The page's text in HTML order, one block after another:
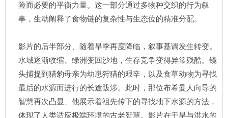
险而必要的平衡力量。这一部分通过多物种交织的行为叙
事，生动阐释了食物链的复杂性与生态位的精准分配。
影片的后半部分、随着旱季再度降临，叙事基调发生转变。
水域逐渐收缩、绿洲变回沙地，生存竞争变得异常残酷。镜
头捕捉到猎豹母亲为幼崽狩猎的艰辛，以及食草动物为寻找
最后的水源而进行的长途跋涉。此时，那位布希曼人向导的
智慧再次凸显、他展示着祖先传下的寻找地下水源的方法，
体现了人类适应极端环境的古老智慧。影片在干旱与洪水的